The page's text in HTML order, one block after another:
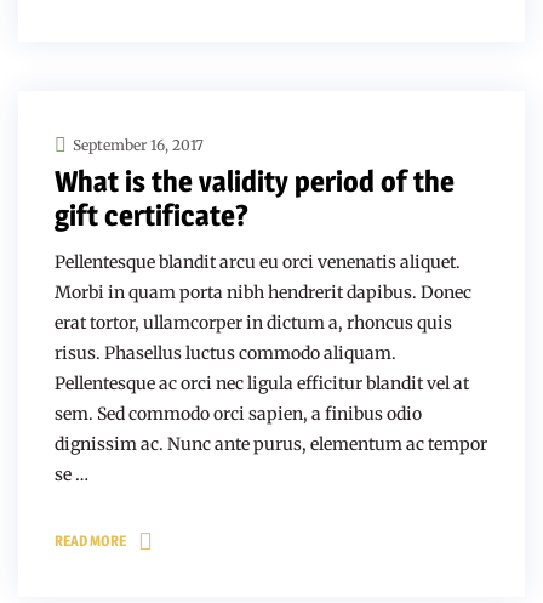
September 16, 2017
What is the validity period of the
gift certificate?
Pellentesque blandit arcu eu orci venenatis aliquet.
Morbi in quam porta nibh hendrerit dapibus. Donec
erat tortor, ullamcorper in dictum a, rhoncus quis
risus. Phasellus luctus commodo aliquam.
Pellentesque ac orci nec ligula efficitur blandit vel at
sem. Sed commodo orci sapien, a finibus odio
dignissim ac. Nunc ante purus, elementum ac tempor
se …
READ MORE